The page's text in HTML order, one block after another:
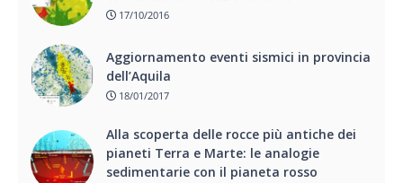
17/10/2016
Aggiornamento eventi sismici in provincia
dell’Aquila
18/01/2017
Alla scoperta delle rocce più antiche dei
pianeti Terra e Marte: le analogie
sedimentarie con il pianeta rosso